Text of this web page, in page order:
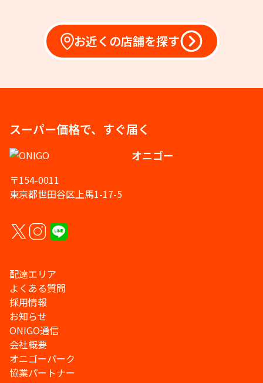
お近くの店舗を探す
スーパー価格で、すぐ届く
オニゴー
〒154-0011
東京都世田谷区上馬1-17-5
配達エリア
よくある質問
採用情報
お知らせ
ONIGO通信
会社概要
オニゴーパーク
協業パートナー